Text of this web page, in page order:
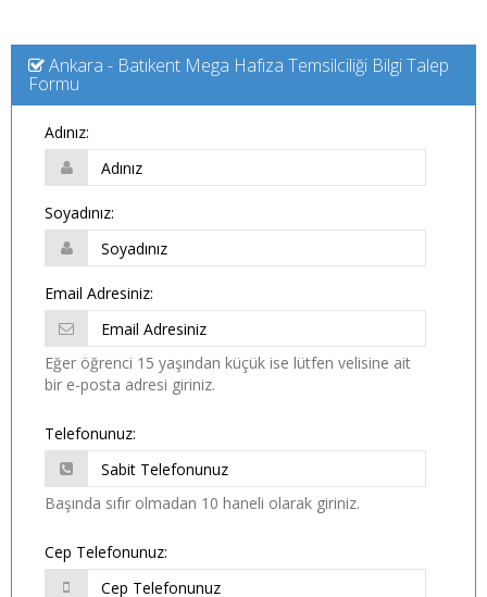
Ankara - Batıkent Mega Hafıza Temsilciliği Bilgi Talep
Formu
Adınız:
Soyadınız:
Email Adresiniz:
Eğer öğrenci 15 yaşından küçük ise lütfen velisine ait
bir e-posta adresi giriniz.
Telefonunuz:
Başında sıfır olmadan 10 haneli olarak giriniz.
Cep Telefonunuz: